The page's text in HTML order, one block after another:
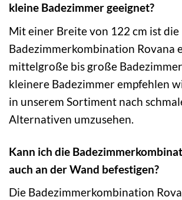
kleine Badezimmer geeignet?
Mit einer Breite von 122 cm ist die
Badezimmerkombination Rovana
mittelgroße bis große
kleinere Badezimmer empfehlen
in unserem Sortiment nach
Alternativen umzusehen.
Kann ich die
auch an der Wand befestigen?
Die Badezimmerkombination